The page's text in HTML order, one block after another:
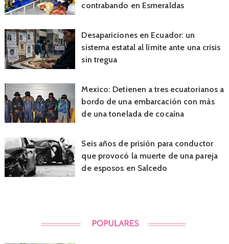
contrabando en Esmeraldas
Desapariciones en Ecuador: un
sistema estatal al límite ante una crisis
sin tregua
Mexico: Detienen a tres ecuatorianos a
bordo de una embarcación con más
de una tonelada de cocaína
Seis años de prisión para conductor
que provocó la muerte de una pareja
de esposos en Salcedo